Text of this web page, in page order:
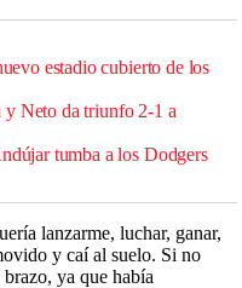
estadio cubierto de los
y Neto da triunfo 2-1 a
tumba a los Dodgers
lanzarme, luchar, ganar,
y caí al suelo. Si no
ya que había